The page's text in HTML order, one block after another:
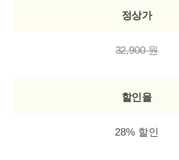
정상가
32,900 원
할인율
28% 할인